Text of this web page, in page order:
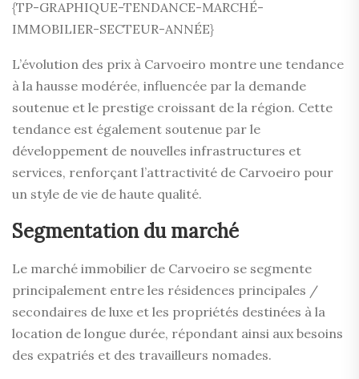
{TP-GRAPHIQUE-TENDANCE-MARCHÉ-
IMMOBILIER-SECTEUR-ANNÉE}
L’évolution des prix à Carvoeiro montre une tendance
à la hausse modérée, influencée par la demande
soutenue et le prestige croissant de la région. Cette
tendance est également soutenue par le
développement de nouvelles infrastructures et
services, renforçant l’attractivité de Carvoeiro pour
un style de vie de haute qualité.
Segmentation du marché
Le marché immobilier de Carvoeiro se segmente
principalement entre les résidences principales /
secondaires de luxe et les propriétés destinées à la
location de longue durée, répondant ainsi aux besoins
des expatriés et des travailleurs nomades.